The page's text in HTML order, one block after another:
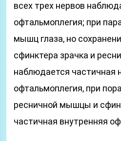
всех трех нервов
офтальмоплегия; при
мышц глаза, но
сфинктера зрачка и
наблюдается частичная
офтальмоплегия, при
ресничной мышцы и
частичная внутренняя